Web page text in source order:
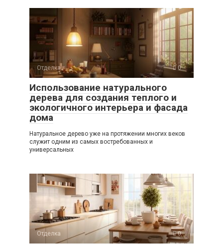
Отделка 0
Использование натурального
дерева для создания теплого и
экологичного интерьера и фасада
дома
Натуральное дерево уже на протяжении многих веков
служит одним из самых востребованных и
универсальных
Отделка 0